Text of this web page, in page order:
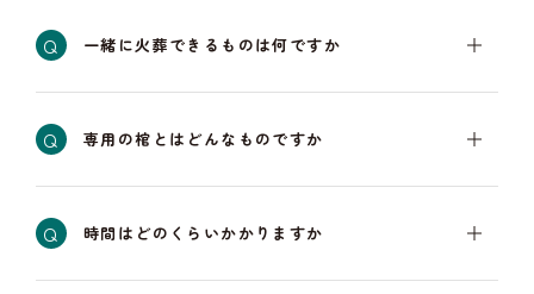
Q 一緒に火葬できるものは何ですか
Q 専用の棺とはどんなものですか
Q 時間はどのくらいかかりますか